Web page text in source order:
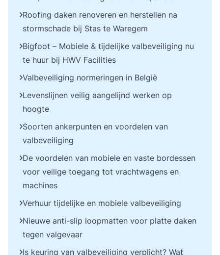
Roofing daken renoveren en herstellen na
stormschade bij Stas te Waregem
Bigfoot – Mobiele & tijdelijke valbeveiliging nu
te huur bij HWV Facilities
Valbeveiliging normeringen in België
Levenslijnen veilig aangelijnd werken op
hoogte
Soorten ankerpunten en voordelen van
valbeveiliging
De voordelen van mobiele en vaste bordessen
voor veilige toegang tot vrachtwagens en
machines
Verhuur tijdelijke en mobiele valbeveiliging
Nieuwe anti-slip loopmatten voor platte daken
tegen valgevaar
Is keuring van valbeveiliging verplicht? Wat